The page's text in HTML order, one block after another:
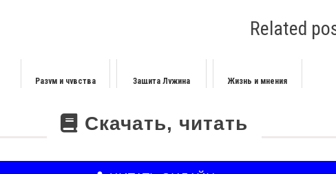
Related
Разум и чувства Защита Лужина
Жизнь и мнения
Скачать, читать